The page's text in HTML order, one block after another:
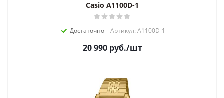
Casio A1100D-1
Достаточно Артикул: A1100D-1
20 990руб./шт